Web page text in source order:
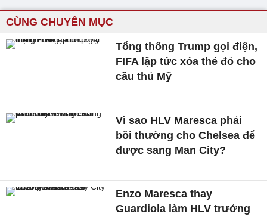
CÙNG CHUYÊN MỤC
Tổng thống Trump gọi điện,
FIFA lập tức xóa thẻ đỏ cho
cầu thủ Mỹ
Vì sao HLV Maresca phải
bồi thường cho Chelsea để
được sang Man City?
Enzo Maresca thay
Guardiola làm HLV trưởng